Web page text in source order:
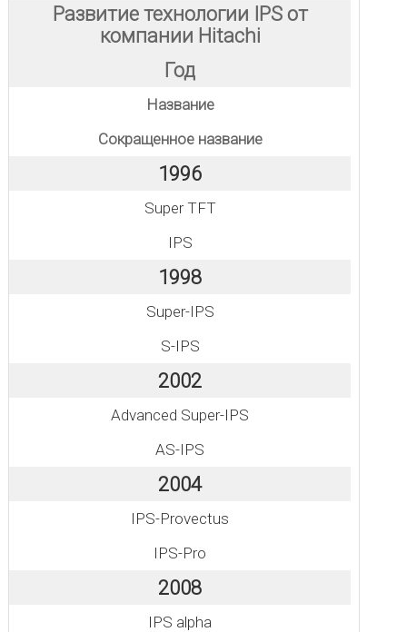
Развитие технологии IPS от
компании Hitachi
Год
Название
Сокращенное название
1996
Super TFT
IPS
1998
Super-IPS
S-IPS
2002
Advanced Super-IPS
AS-IPS
2004
IPS-Provectus
IPS-Pro
2008
IPS alpha